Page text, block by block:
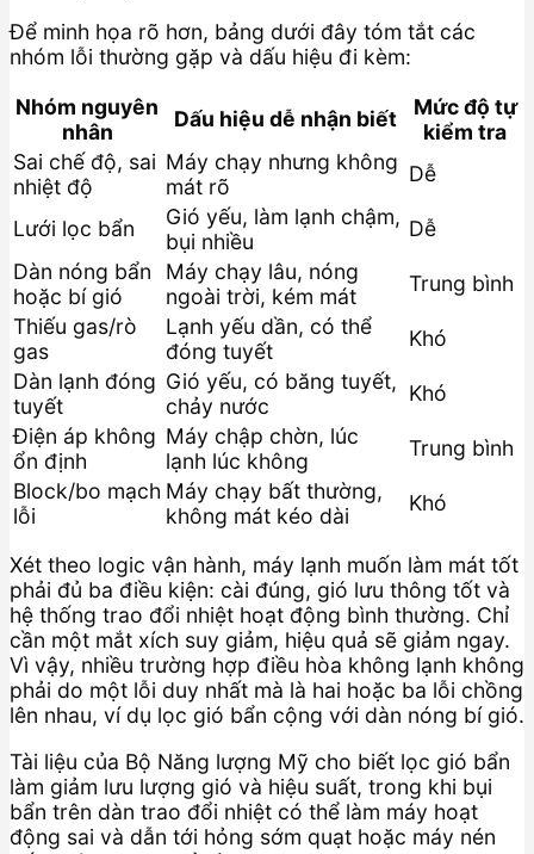
Để minh họa rõ hơn, bảng dưới đây tóm tắt các
nhóm lỗi thường gặp và dấu hiệu đi kèm:
Nhóm nguyên
nhân
Dấu hiệu dễ nhận biết
Mức độ tự
kiểm tra
Sai chế độ, sai
nhiệt độ
Máy chạy nhưng không
mát rõ
Dễ
Lưới lọc bẩn
Gió yếu, làm lạnh chậm,
bụi nhiều
Dễ
Dàn nóng bẩn
hoặc bí gió
Máy chạy lâu, nóng
ngoài trời, kém mát
Trung bình
Thiếu gas/rò
gas
Lạnh yếu dần, có thể
đóng tuyết
Khó
Dàn lạnh đóng
tuyết
Gió yếu, có băng tuyết,
chảy nước
Khó
Điện áp không
ổn định
Máy chập chờn, lúc
lạnh lúc không
Trung bình
Block/bo mạch
lỗi
Máy chạy bất thường,
không mát kéo dài
Khó
Xét theo logic vận hành, máy lạnh muốn làm mát tốt
phải đủ ba điều kiện: cài đúng, gió lưu thông tốt và
hệ thống trao đổi nhiệt hoạt động bình thường. Chỉ
cần một mắt xích suy giảm, hiệu quả sẽ giảm ngay.
Vì vậy, nhiều trường hợp điều hòa không lạnh không
phải do một lỗi duy nhất mà là hai hoặc ba lỗi chồng
lên nhau, ví dụ lọc gió bẩn cộng với dàn nóng bí gió.
Tài liệu của Bộ Năng lượng Mỹ cho biết lọc gió bẩn
làm giảm lưu lượng gió và hiệu suất, trong khi bụi
bẩn trên dàn trao đổi nhiệt có thể làm máy hoạt
động sai và dẫn tới hỏng sớm quạt hoặc máy nén